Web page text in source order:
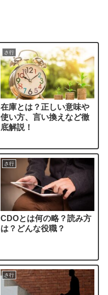
さ行
在庫とは？正しい意味や
使い方、言い換えなど徹
底解説！
さ行
CDOとは何の略？読み方
は？どんな役職？
さ行